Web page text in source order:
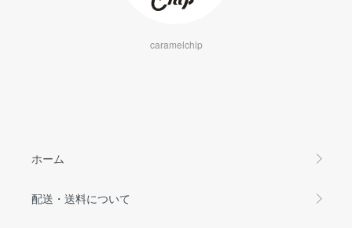
caramelchip
ホーム
配送・送料について